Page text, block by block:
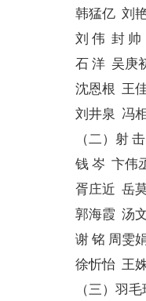
韩猛亿 刘
刘 伟 封
石 洋 吴庚
沈恩根 王
刘井泉 冯
（二）射
钱 岑 卞伟
胥庄近 岳
郭海霞 汤
谢 铭 周雯
徐忻怡 王
（三）羽毛